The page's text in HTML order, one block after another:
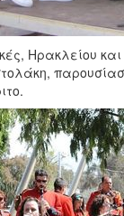
Ηρακλείου